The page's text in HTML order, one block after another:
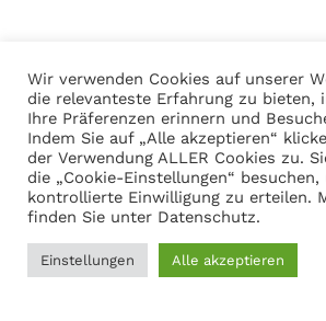
Anmelden
Warenkorb anzeigen
Adresse
Martin Gasch
Wir verwenden Cookies auf unserer
die relevanteste Erfahrung zu bieten,
Ihre Präferenzen erinnern und
Indem Sie auf „Alle akzeptieren“
der Verwendung ALLER Cookies zu.
die „Cookie-Einstellungen“ besuchen,
kontrollierte Einwilligung zu erteilen.
finden Sie unter Datenschutz.
Einstellungen Alle akzeptieren